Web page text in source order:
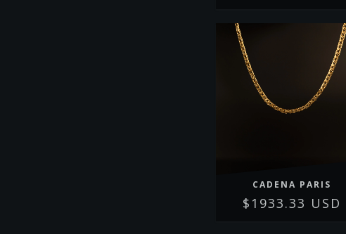
CADENA PARIS
$1933.33 USD